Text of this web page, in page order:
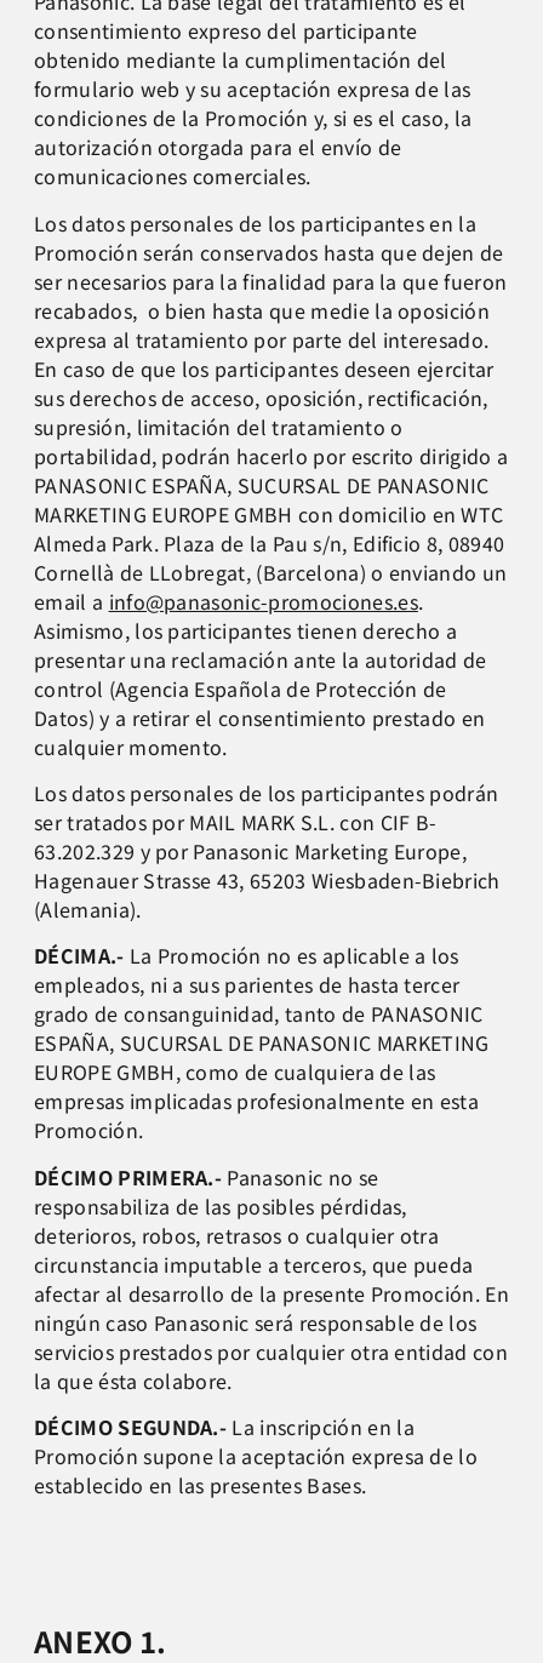
consentimiento expreso del participante
obtenido mediante la cumplimentación del
formulario web y su aceptación expresa de las
condiciones de la Promoción y, si es el caso, la
autorización otorgada para el envío de
comunicaciones comerciales.
Los datos personales de los participantes en la
Promoción serán conservados hasta que dejen de
ser necesarios para la finalidad para la que fueron
recabados, o bien hasta que medie la oposición
expresa al tratamiento por parte del interesado.
En caso de que los participantes deseen ejercitar
sus derechos de acceso, oposición, rectificación,
supresión, limitación del tratamiento o
portabilidad, podrán hacerlo por escrito dirigido a
PANASONIC ESPAÑA, SUCURSAL DE PANASONIC
MARKETING EUROPE GMBH con domicilio en WTC
Almeda Park. Plaza de la Pau s/n, Edificio 8, 08940
Cornellà de LLobregat, (Barcelona) o enviando un
email a info@panasonic-promociones.es.
Asimismo, los participantes tienen derecho a
presentar una reclamación ante la autoridad de
control (Agencia Española de Protección de
Datos) y a retirar el consentimiento prestado en
cualquier momento.
Los datos personales de los participantes podrán
ser tratados por MAIL MARK S.L. con CIF B-
63.202.329 y por Panasonic Marketing Europe,
Hagenauer Strasse 43, 65203 Wiesbaden-Biebrich
(Alemania).
DÉCIMA.- La Promoción no es aplicable a los
empleados, ni a sus parientes de hasta tercer
grado de consanguinidad, tanto de PANASONIC
ESPAÑA, SUCURSAL DE PANASONIC MARKETING
EUROPE GMBH, como de cualquiera de las
empresas implicadas profesionalmente en esta
Promoción.
DÉCIMO PRIMERA.- Panasonic no se
responsabiliza de las posibles pérdidas,
deterioros, robos, retrasos o cualquier otra
circunstancia imputable a terceros, que pueda
afectar al desarrollo de la presente Promoción. En
ningún caso Panasonic será responsable de los
servicios prestados por cualquier otra entidad con
la que ésta colabore.
DÉCIMO SEGUNDA.- La inscripción en la
Promoción supone la aceptación expresa de lo
establecido en las presentes Bases.
ANEXO 1.